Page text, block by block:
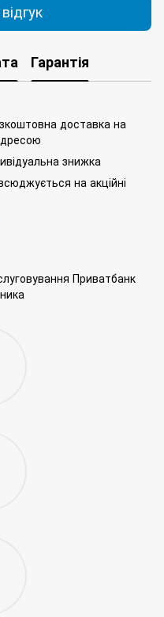
Гарантія
доставка на
знижка
на акційні
Приватбанк